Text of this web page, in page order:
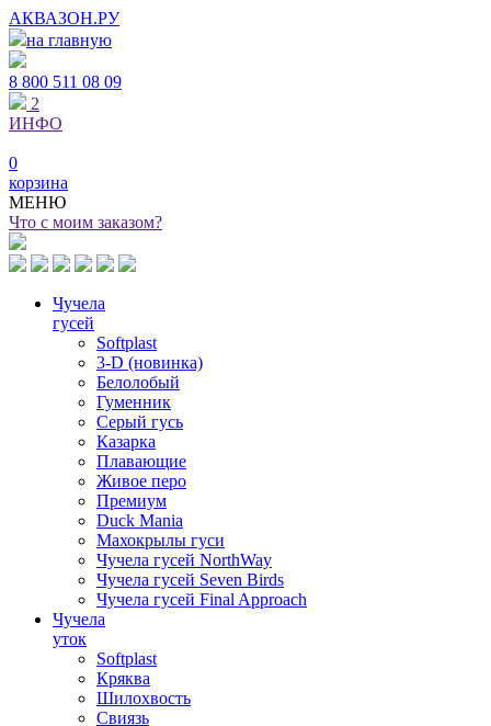
АКВАЗОН.РУ
на главную
8 800 511 08 09
2
ИНФО
0
корзина
МЕНЮ
Что с моим заказом?
Чучела
гусей
Softplast
3-D (новинка)
Белолобый
Гуменник
Серый гусь
Казарка
Плавающие
Живое перо
Премиум
Duck Mania
Махокрылы гуси
Чучела гусей NorthWay
Чучела гусей Seven Birds
Чучела гусей Final Approach
Чучела
уток
Softplast
Кряква
Шилохвость
Свиязь